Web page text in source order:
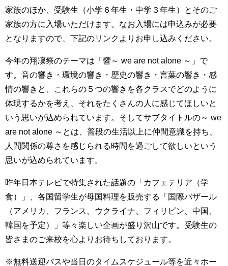
家族のほか、受験生（小学６年生・中学３年生）とそのご
家族の方に入場いただけます。なお入場には申込みが必要
となりますので、下記のリンクよりお申し込みください。
今年の翔凜祭のテーマは「響～ we are not alone ～」で
す。音の響き・環境の響き・歴史の響き・言葉の響き・感
情の響きと、これらの５つの響きを各クラスでどのように
体現するかを考え、それをたくさんの人に感じてほしいと
いう思いが込められています。そしてサブタイトルの～ we
are not alone ～とは、普段の生活以上に仲間意識を持ち、
人間関係の尊さを感じられる時間を過ごして欲しいという
思いが込められています。
昨年日本テレビで特集された話題の「カフェテリア（学
食）」、各国留学生が母国料理を販売する「国際バザール
（アメリカ、フランス、ウクライナ、フィリピン、中国、
韓国を予定）」等々楽しい企画が盛り沢山です。受験生の
皆さまのご来校を心よりお待ちしております。
※無料送迎バスや当日のタイムスケジュール等を近々ホー